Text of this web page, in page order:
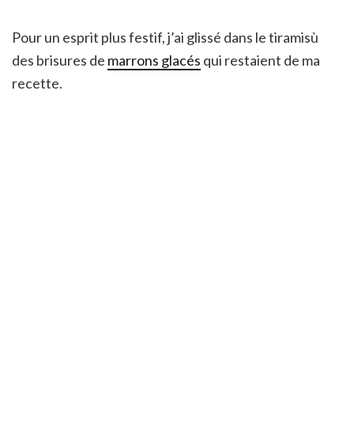
Pour un esprit plus festif, j’ai glissé dans le tiramisù
des brisures de marrons glacés qui restaient de ma
recette.